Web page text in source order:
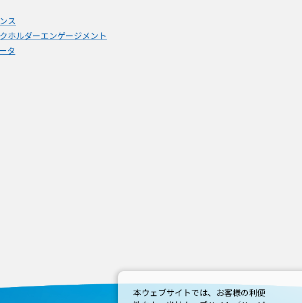
ス
ホルダーエンゲージメント
タ
本ウェブサイトでは、お客様の利便